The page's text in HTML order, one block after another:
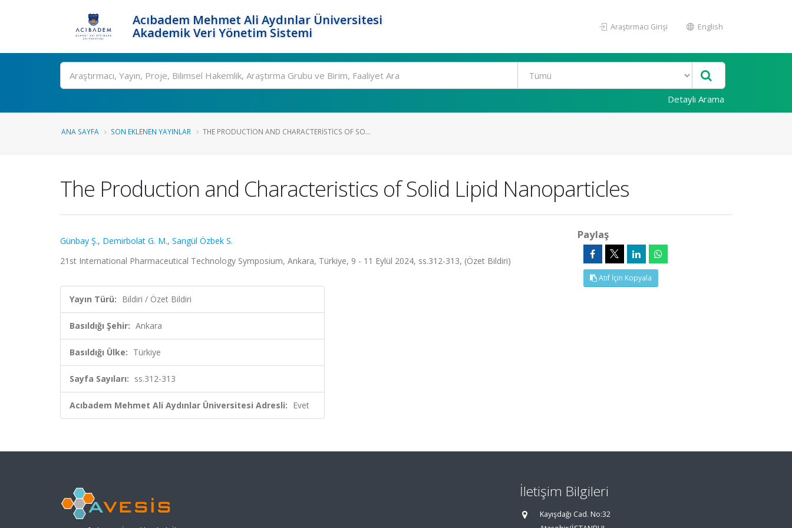
Acıbadem Mehmet Ali Aydınlar Üniversitesi
Akademik Veri Yönetim Sistemi
Araştırmacı Girişi English
Ara
Detaylı Arama
ANA SAYFA SON EKLENEN YAYINLAR THE PRODUCTION AND CHARACTERISTICS OF SO...
The Production and Characteristics of Solid Lipid Nanoparticles
Günbay Ş., Demirbolat G. M., Sarıgül Özbek S.
21st International Pharmaceutical Technology Symposium, Ankara, Türkiye, 9 - 11 Eylül 2024, ss.312-313, (Özet Bildiri)
Yayın Türü: Bildiri / Özet Bildiri
Basıldığı Şehir: Ankara
Basıldığı Ülke: Türkiye
Sayfa Sayıları: ss.312-313
Acıbadem Mehmet Ali Aydınlar Üniversitesi Adresli: Evet
Paylaş
Atıf İçin Kopyala
İletişim Bilgileri
Kayışdağı Cad. No:32